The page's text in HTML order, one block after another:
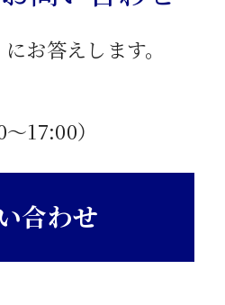
お答えします。
〜17:00）
合わせ